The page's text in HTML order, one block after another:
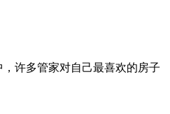
许多管家对自己最喜欢的房子